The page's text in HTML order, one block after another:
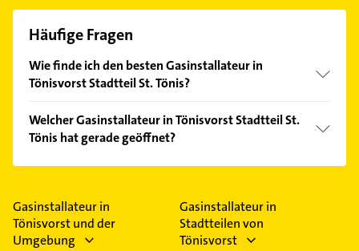
Häufige Fragen
Wie finde ich den besten Gasinstallateur in
Tönisvorst Stadtteil St. Tönis?
Kundenmeinungen und profitieren Sie von den
Empfehlungen. Die Suchergebnisse können Sie sich
einfach nachBewertungensortiert anzeigen lassen.
Welcher Gasinstallateur in Tönisvorst Stadtteil St.
Tönis hat gerade geöffnet?
Im Anbieter-Bereich finden Sie alleÖffnungszeiten.
Feiertagen abweichen können.
Gasinstallateur in
Tönisvorst und der
Umgebung
Gasinstallateur in
Stadtteilen von
Tönisvorst